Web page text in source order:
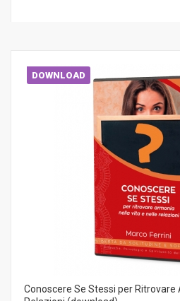
DOWNLOAD
Conoscere Se Stessi per